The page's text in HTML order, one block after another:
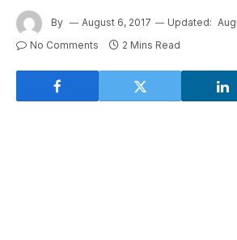
By August 6, 2017 Updated:
No Comments 2 Mins Read